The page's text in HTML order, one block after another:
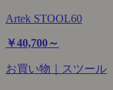
Artek STOOL60
￥40,700～
お買い物｜スツール